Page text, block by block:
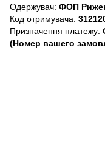
Одержувач: ФОП
Код отримувача:
Призначення платежу:
(Номер вашего